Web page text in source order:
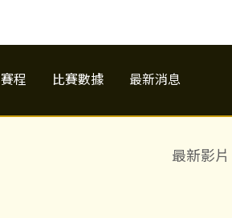
賽程 比賽數據 最新消息
最新影片